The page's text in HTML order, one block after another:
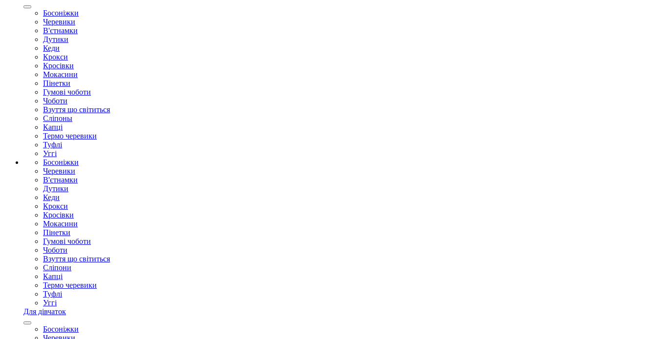
Босоніжки
Черевики
В'єтнамки
Дутики
Кеди
Крокси
Кросівки
Мокасини
Пінетки
Гумові чоботи
Чоботи
Взуття що світиться
Сліпоны
Капці
Термо черевики
Туфлі
Уггі
Босоніжки
Черевики
В'єтнамки
Дутики
Кеди
Крокси
Кросівки
Мокасини
Пінетки
Гумові чоботи
Чоботи
Взуття що світиться
Сліпони
Капці
Термо черевики
Туфлі
Уггі
Для дівчаток
Босоніжки